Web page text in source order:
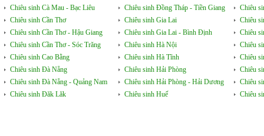
Chiêu sinh Cà Mau - Bạc Liêu
Chiêu sinh Cần Thơ
Chiêu sinh Cần Thơ - Hậu Giang
Chiêu sinh Cần Thơ - Sóc Trăng
Chiêu sinh Cao Bằng
Chiêu sinh Đà Nẵng
Chiêu sinh Đà Nẵng - Quảng Nam
Chiêu sinh Đăk Lăk
Chiêu sinh Đồng Tháp - Tiền Giang
Chiêu sinh Gia Lai
Chiêu sinh Gia Lai - Bình Định
Chiêu sinh Hà Nội
Chiêu sinh Hà Tĩnh
Chiêu sinh Hải Phòng
Chiêu sinh Hải Phòng - Hải Dương
Chiêu sinh Huế
Chiêu
Chiêu
Chiêu
Chiêu
Chiêu
Chiêu
Chiêu
Chiêu